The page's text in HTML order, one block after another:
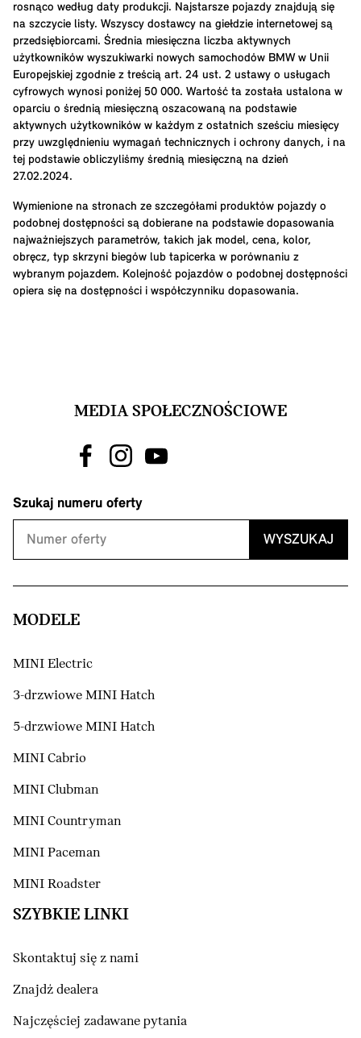
rosnąco według daty produkcji. Najstarsze pojazdy znajdują się
na szczycie listy. Wszyscy dostawcy na giełdzie internetowej są
przedsiębiorcami. Średnia miesięczna liczba aktywnych
użytkowników wyszukiwarki nowych samochodów BMW w Unii
Europejskiej zgodnie z treścią art. 24 ust. 2 ustawy o usługach
cyfrowych wynosi poniżej 50 000. Wartość ta została ustalona w
oparciu o średnią miesięczną oszacowaną na podstawie
aktywnych użytkowników w każdym z ostatnich sześciu miesięcy
przy uwzględnieniu wymagań technicznych i ochrony danych, i na
tej podstawie obliczyliśmy średnią miesięczną na dzień
27.02.2024.
Wymienione na stronach ze szczegółami produktów pojazdy o
podobnej dostępności są dobierane na podstawie dopasowania
najważniejszych parametrów, takich jak model, cena, kolor,
obręcz, typ skrzyni biegów lub tapicerka w porównaniu z
wybranym pojazdem. Kolejność pojazdów o podobnej dostępności
opiera się na dostępności i współczynniku dopasowania.
MEDIA SPOŁECZNOŚCIOWE
Szukaj numeru oferty
WYSZUKAJ
MODELE
MINI Electric
3-drzwiowe MINI Hatch
5-drzwiowe MINI Hatch
MINI Cabrio
MINI Clubman
MINI Countryman
MINI Paceman
MINI Roadster
SZYBKIE LINKI
Skontaktuj się z nami
Znajdź dealera
Najczęściej zadawane pytania